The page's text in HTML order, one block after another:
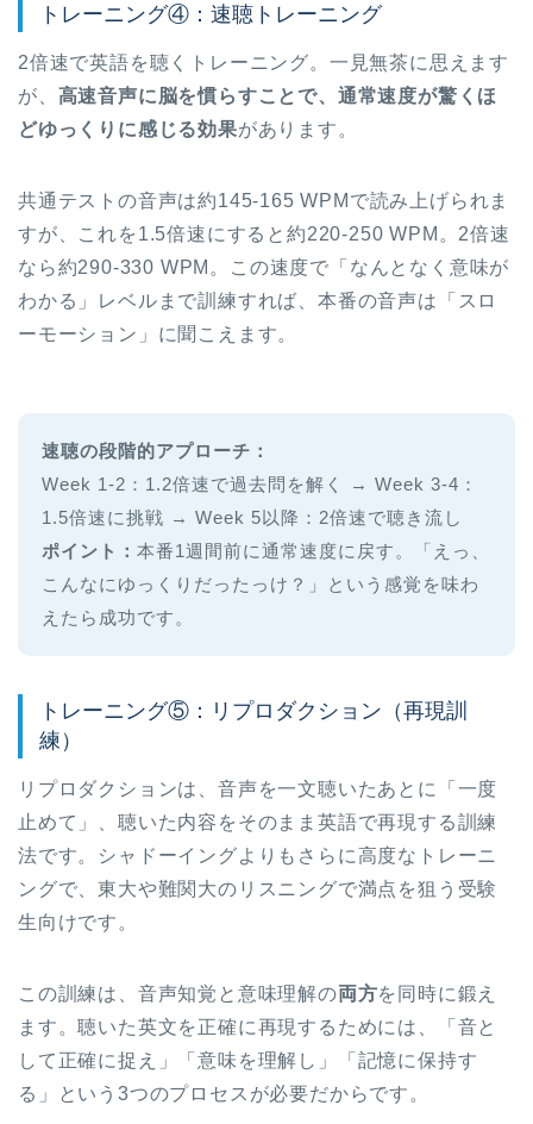
トレーニング④：速聴トレーニング
2倍速で英語を聴くトレーニング。一見無茶に思えます
が、 高速音声に脳を慣らすことで、通常速度が驚くほ
どゆっくりに感じる効果があります。
共通テストの音声は約145-165 WPMで読み上げられま
すが、これを1.5倍速にすると約220-250 WPM。2倍速
なら約290-330 WPM。この速度で「なんとなく意味が
わかる」レベルまで訓練すれば、本番の音声は「スロ
ーモーション」に聞こえます。
速聴の段階的アプローチ：
Week 1-2：1.2倍速で過去問を解く → Week 3-4：
1.5倍速に挑戦 → Week 5以降：2倍速で聴き流し
ポイント： 本番1週間前に通常速度に戻す。「えっ、
こんなにゆっくりだったっけ？」という感覚を味わ
えたら成功です。
トレーニング⑤：リプロダクション（再現訓
練）
リプロダクションは、音声を一文聴いたあとに「一度
止めて」、聴いた内容をそのまま英語で再現する訓練
法です。シャドーイングよりもさらに高度なトレーニ
ングで、東大や難関大のリスニングで満点を狙う受験
生向けです。
この訓練は、音声知覚と意味理解の両方を同時に鍛え
ます。聴いた英文を正確に再現するためには、「音と
して正確に捉え」「意味を理解し」「記憶に保持す
る」という3つのプロセスが必要だからです。